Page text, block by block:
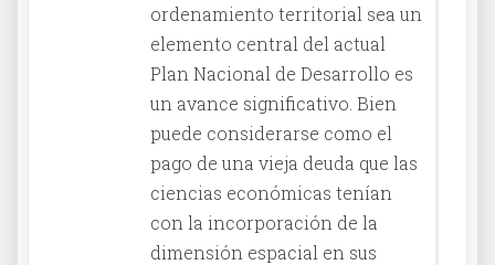
ordenamiento territorial sea un
elemento central del actual
Plan Nacional de Desarrollo es
un avance significativo. Bien
puede considerarse como el
pago de una vieja deuda que las
ciencias económicas tenían
con la incorporación de la
dimensión espacial en sus